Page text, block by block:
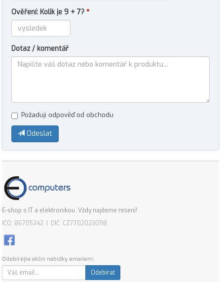
Ověření: Kolik je 9 + 7? *
Dotaz / komentář
Požaduji odpověď od obchodu
Odeslat
E-shop s IT a elektronikou. Vždy najdeme řešení!
IČO: 86705342 | DIČ: CZ7702023098
Odebírejte akční nabídky emailem:
Odebírat